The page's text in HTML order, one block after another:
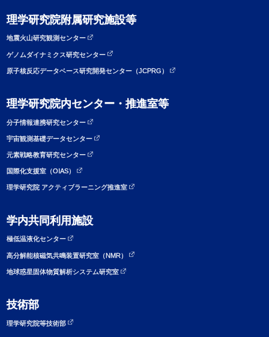
理学研究院附属研究施設等
地震火山研究観測センター
ゲノムダイナミクス研究センター
原子核反応データベース研究開発センター（JCPRG）
理学研究院内センター・推進室等
分子情報連携研究センター
宇宙観測基礎データセンター
元素戦略教育研究センター
国際化支援室（OIAS）
理学研究院 アクティブラーニング推進室
学内共同利用施設
極低温液化センター
高分解能核磁気共鳴装置研究室（NMR）
地球惑星固体物質解析システム研究室
技術部
理学研究院等技術部